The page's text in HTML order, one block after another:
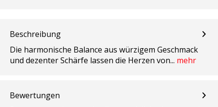
Beschreibung
Die harmonische Balance aus würzigem Geschmack
und dezenter Schärfe lassen die Herzen von... mehr
Bewertungen